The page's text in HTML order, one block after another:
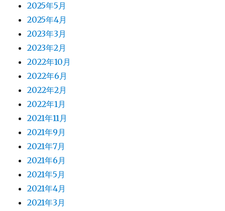
2025年5月
2025年4月
2023年3月
2023年2月
2022年10月
2022年6月
2022年2月
2022年1月
2021年11月
2021年9月
2021年7月
2021年6月
2021年5月
2021年4月
2021年3月